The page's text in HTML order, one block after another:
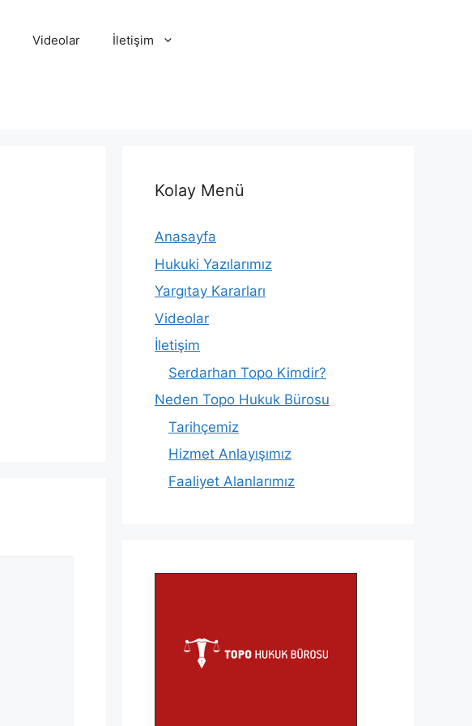
Videolar İletişim
Kolay Menü
Anasayfa
Hukuki Yazılarımız
Yargıtay Kararları
Videolar
İletişim
Serdarhan Topo Kimdir?
Neden Topo Hukuk Bürosu
Tarihçemiz
Hizmet Anlayışımız
Faaliyet Alanlarımız